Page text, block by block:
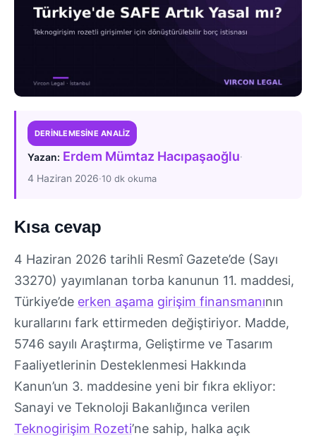
DERINLEMESINE ANALIZ
Yazan: Erdem Mümtaz Hacıpaşaoğlu·
4 Haziran 2026·10 dk okuma
Kısa cevap
4 Haziran 2026 tarihli Resmî Gazete’de (Sayı
33270) yayımlanan torba kanunun 11. maddesi,
Türkiye’de erken aşama girişim finansmanının
kurallarını fark ettirmeden değiştiriyor. Madde,
5746 sayılı Araştırma, Geliştirme ve Tasarım
Faaliyetlerinin Desteklenmesi Hakkında
Kanun’un 3. maddesine yeni bir fıkra ekliyor:
Sanayi ve Teknoloji Bakanlığınca verilen
Teknogirişim Rozeti’ne sahip, halka açık